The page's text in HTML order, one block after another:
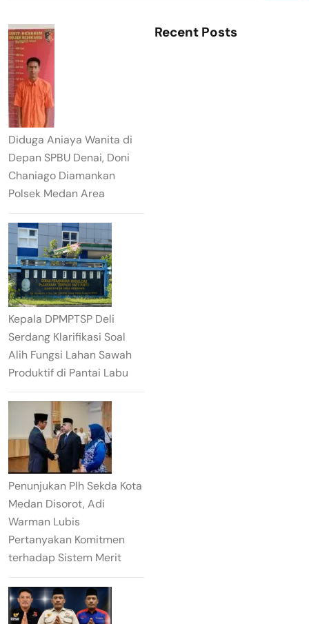
Diduga Aniaya Wanita di
Depan SPBU Denai, Doni
Chaniago Diamankan
Polsek Medan Area
Kepala DPMPTSP Deli
Serdang Klarifikasi Soal
Alih Fungsi Lahan Sawah
Produktif di Pantai Labu
Penunjukan Plh Sekda Kota
Medan Disorot, Adi
Warman Lubis
Pertanyakan Komitmen
terhadap Sistem Merit
Recent Posts